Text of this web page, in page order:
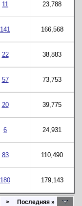
11 23,788
141 166,568
22 38,883
57 73,753
20 39,775
6 24,931
83 110,490
180 179,143
> Последняя »